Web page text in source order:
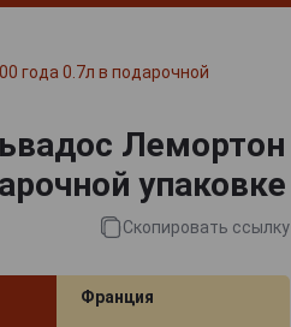
года 0.7л в подарочной
Лемортон
упаковке
Скопировать ссылку
Франция